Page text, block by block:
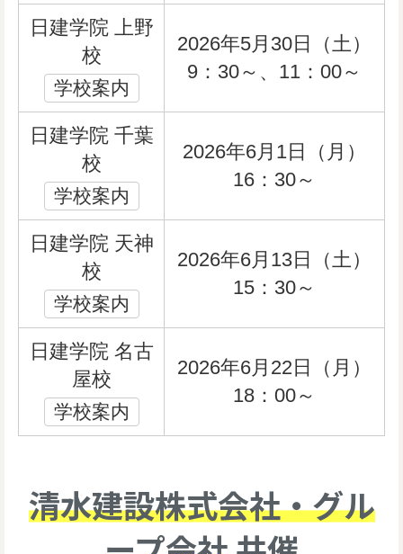
日建学院 上野
校
学校案内
2026年5月30日（土）
9：30～、11：00～
日建学院 千葉
校
学校案内
2026年6月1日（月）
16：30～
日建学院 天神
校
学校案内
2026年6月13日（土）
15：30～
日建学院 名古
屋校
学校案内
2026年6月22日（月）
18：00～
清水建設株式会社・グル